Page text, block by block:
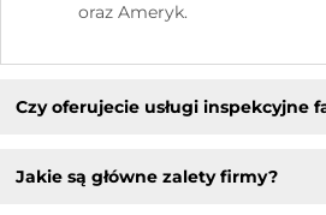
oraz Ameryk.
Czy oferujecie usługi inspekcyjne
Jakie są główne zalety firmy?